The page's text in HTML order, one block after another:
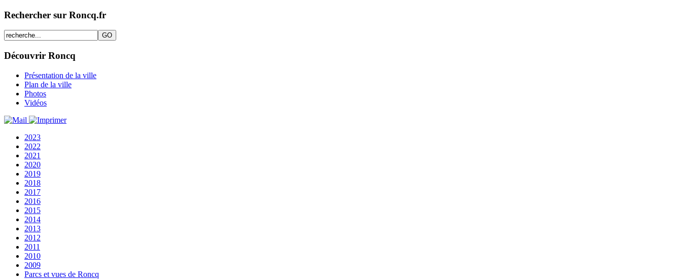
Rechercher sur Roncq.fr
Découvrir Roncq
Présentation de la ville
Plan de la ville
Photos
Vidéos
2023
2022
2021
2020
2019
2018
2017
2016
2015
2014
2013
2012
2011
2010
2009
Parcs et vues de Roncq